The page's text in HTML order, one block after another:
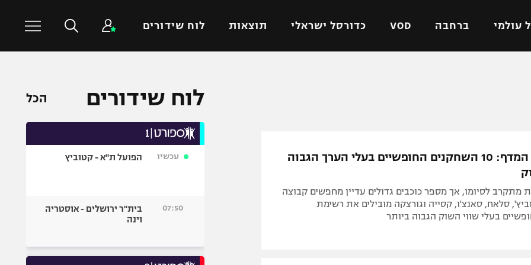
עולמי ברחבה VOD כדורסל ישראלי תוצאות לוח שידורים
ישראל
ליגה גרמנית
ליגה איטלקית
ליגה צרפתית
מכבי תל אביב
הפועל ירושלים
כדורסל עולמי
כדורעף
ספורט אולימפי
היאבקות WWE
כוכבים על המדף: 10 השחקנים החופשיים בעלי הערך הגבוה
מתקרב לסיומו, אך מספר כוכבים גדולים עדיין מחפשים קבוצה
סלאח, סאנצ'ו, קסייה וגורצקה מובילים את רשימת
בעלי שווי השוק הגבוה ביותר
לוח שידורים הכל
עכשיו הפועל ת"א - קטוביץ
07:50
בית"ר ירושלים - אוסטריה
וינה